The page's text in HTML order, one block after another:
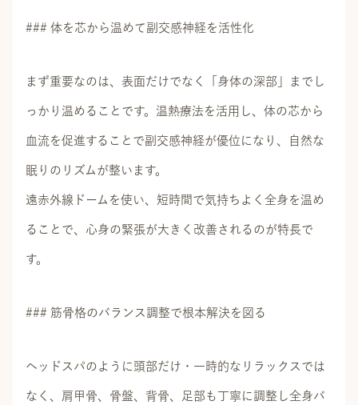
### 体を芯から温めて副交感神経を活性化
まず重要なのは、表面だけでなく「身体の深部」までし
っかり温めることです。温熱療法を活用し、体の芯から
血流を促進することで副交感神経が優位になり、自然な
眠りのリズムが整います。
遠赤外線ドームを使い、短時間で気持ちよく全身を温め
ることで、心身の緊張が大きく改善されるのが特長で
す。
### 筋骨格のバランス調整で根本解決を図る
ヘッドスパのように頭部だけ・一時的なリラックスでは
なく、肩甲骨、骨盤、背骨、足部も丁寧に調整し全身バ